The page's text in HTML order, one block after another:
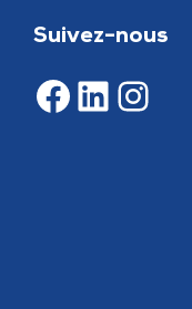
Suivez-nous
Facebook